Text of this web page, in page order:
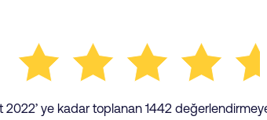
2022’ ye kadar toplanan 1442